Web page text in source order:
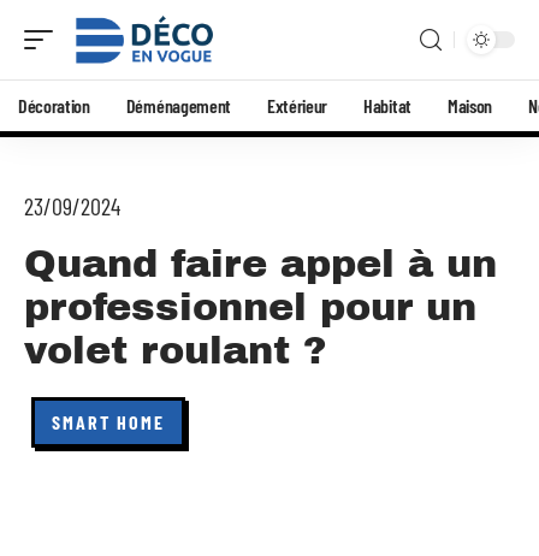
Décoration Déménagement Extérieur Habitat Maison
23/09/2024
Quand faire appel à un
professionnel pour un
volet roulant ?
SMART HOME